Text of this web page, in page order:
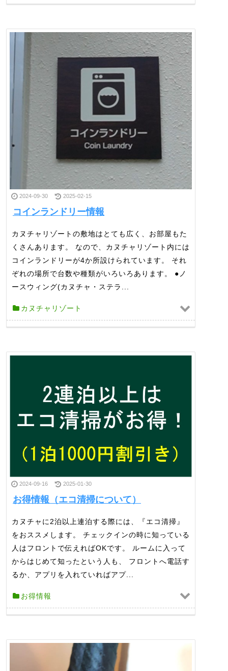
2024-09-30 2025-02-15
コインランドリー情報
カヌチャリゾートの敷地はとても広く、お部屋もた
くさんあります。 なので、カヌチャリゾート内には
コインランドリーが4か所設けられています。 それ
ぞれの場所で台数や種類がいろいろあります。 ●ノ
ースウィング(カヌチャ・ステラ...
カヌチャリゾート
2024-09-16 2025-01-30
お得情報（エコ清掃について）
カヌチャに2泊以上連泊する際には、『エコ清掃』
をおススメします。 チェックインの時に知っている
人はフロントで伝えればOKです。 ルームに入って
からはじめて知ったという人も、 フロントへ電話す
るか、アプリを入れていればアプ...
お得情報